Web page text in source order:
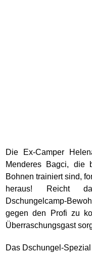
Die Ex-Camper
Menderes Bagci, die
Bohnen trainiert sind,
heraus! Reicht
Dschungelcamp-
gegen den Profi zu
Überraschungsgast
Das Dschungel-